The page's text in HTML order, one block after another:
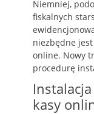
Niemniej,
fiskalnych
niezbędne
online. Nowy
procedurę
kasy